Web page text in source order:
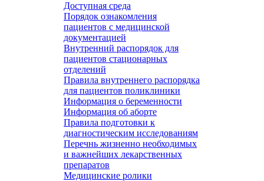
Доступная среда
Порядок ознакомления
пациентов с медицинской
документацией
Внутренний распорядок для
пациентов стационарных
отделений
Правила внутреннего распорядка
для пациентов поликлиники
Информация о беременности
Информация об аборте
Правила подготовки к
диагностическим исследованиям
Перечнь жизненно необходимых
и важнейших лекарственных
препаратов
Медицинские ролики